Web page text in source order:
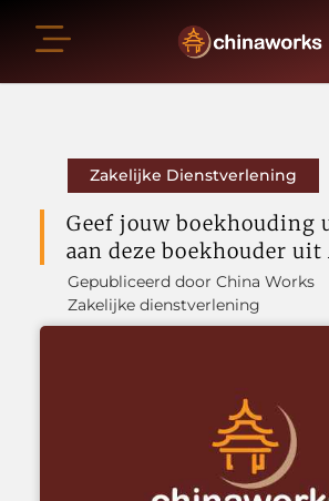
Zakelijke Dienstverlening
Geef jouw boekhouding
aan deze boekhouder
Gepubliceerd door China Works
Zakelijke dienstverlening